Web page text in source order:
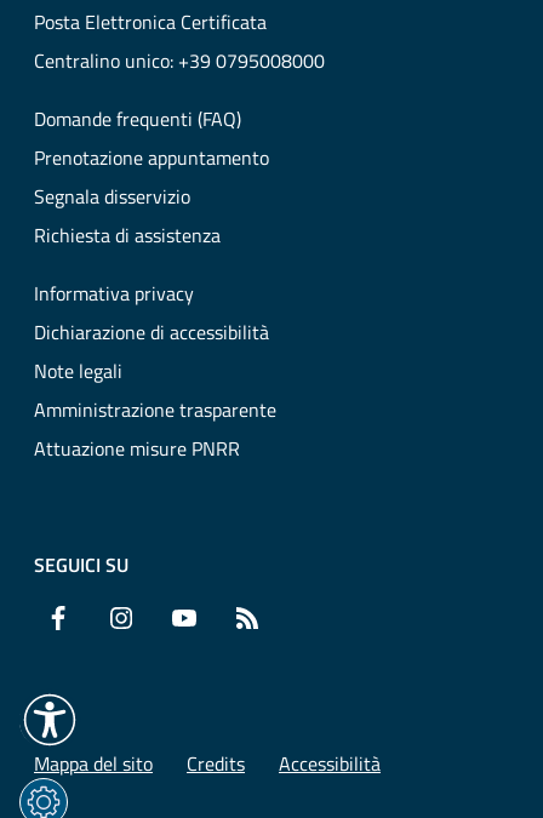
Posta Elettronica Certificata
Centralino unico: +39 0795008000
Domande frequenti (FAQ)
Prenotazione appuntamento
Segnala disservizio
Richiesta di assistenza
Informativa privacy
Dichiarazione di accessibilità
Note legali
Amministrazione trasparente
Attuazione misure PNRR
SEGUICI SU
Facebook Instagram YouTube
Mappa del sito Credits Accessibilità